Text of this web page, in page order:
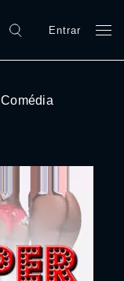
Entrar
Comédia